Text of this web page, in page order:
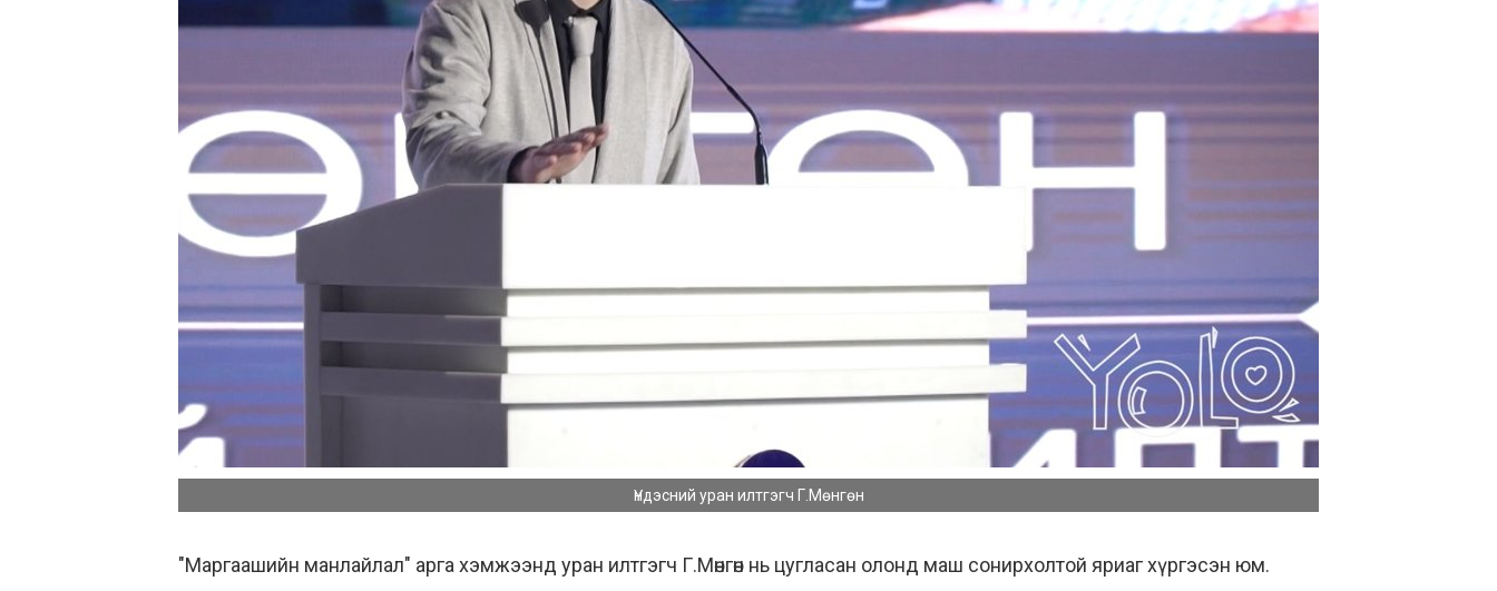
Үндэсний уран илтгэгч Г.Мөнгөн
"Маргаашийн манлайлал" арга хэмжээнд уран илтгэгч Г.Мөнгөн нь цугласан олонд маш сонирхолтой яриаг хүргэсэн юм.